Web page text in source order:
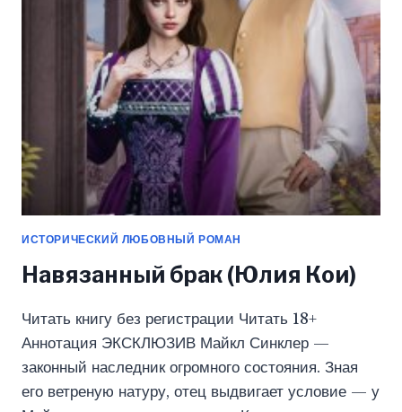
ИСТОРИЧЕСКИЙ ЛЮБОВНЫЙ РОМАН
Навязанный брак (Юлия Кои)
Читать книгу без регистрации Читать 18+
Аннотация ЭКСКЛЮЗИВ Майкл Синклер —
законный наследник огромного состояния. Зная
его ветреную натуру, отец выдвигает условие — у